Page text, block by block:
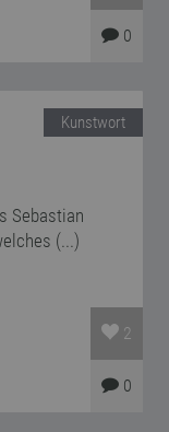
0
Kunstwort
Sebastian
(...)
2
0